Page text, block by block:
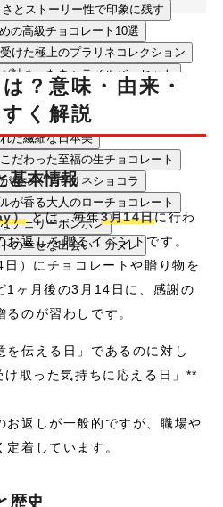
とストーリー性で印象に残す
の高級チョコレート10選
けた極上のプラリネコレクション
詰まったキャラメルバーセット
わうタブレットアソート
ようなキャレチョコレート
た繊細な日本美
だわった至福の生チョコレート
息づくプラリネショコラ
が香る大人のローチョコレート
チェリーボンボン
の幸せな出会い・カヌレ
？意味・由来・
く解説
基本情報
）とは、毎年3月14日に行わ
返しを贈るイベントです。
）にチョコレートや贈り物を
1ヶ月後の3月14日に、感謝の
のが習わしです。
を伝える日」であるのに対し
取った気持ちに応える日」**
お返しが一般的ですが、職場や
着しています。
歴史